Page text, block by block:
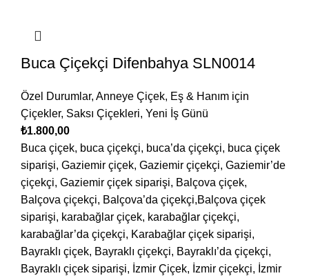
Buca Çiçekçi Difenbahya SLN0014
Özel Durumlar, Anneye Çiçek, Eş & Hanım için
Çiçekler, Saksı Çiçekleri, Yeni İş Günü
₺1.800,00
Buca çiçek, buca çiçekçi, buca’da çiçekçi, buca çiçek
siparişi, Gaziemir çiçek, Gaziemir çiçekçi, Gaziemir’de
çiçekçi, Gaziemir çiçek siparişi, Balçova çiçek,
Balçova çiçekçi, Balçova’da çiçekçi,Balçova çiçek
siparişi, karabağlar çiçek, karabağlar çiçekçi,
karabağlar’da çiçekçi, Karabağlar çiçek siparişi,
Bayraklı çiçek, Bayraklı çiçekçi, Bayraklı’da çiçekçi,
Bayraklı çiçek siparişi, İzmir Çiçek, İzmir çiçekçi, İzmir